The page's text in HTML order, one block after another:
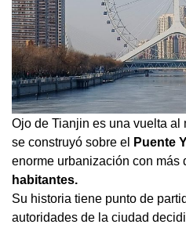
Ojo de Tianjin es una vuelta al
se construyó sobre el
Puente
enorme urbanización con más
habitantes.
Su historia tiene punto de
autoridades de la ciudad